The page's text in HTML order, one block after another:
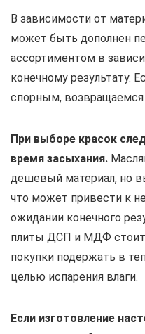
В зависимости от
может быть дополнен
ассортиментом в
конечному результату.
спорным, возвращаемся
При выборе красок
время засыхания.
дешевый материал, но
что может привести к
ожидании конечного
плиты ДСП и МДФ стоит
покупки подержать в
целью испарения влаги.
Если изготовление